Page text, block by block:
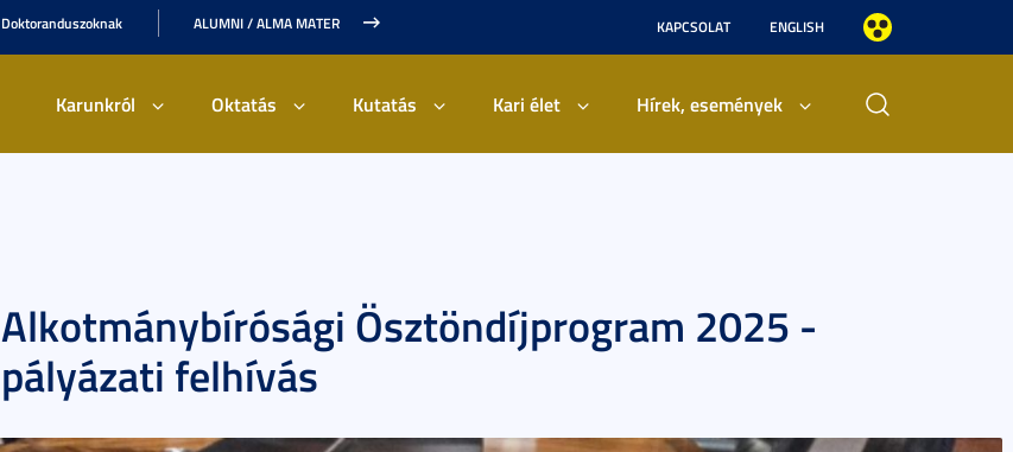
Doktoranduszoknak ALUMNI / ALMA MATER KAPCSOLAT ENGLISH
Karunkról Oktatás Kutatás Kari élet Hírek, események
Alkotmánybírósági Ösztöndíjprogram 2025 -
pályázati felhívás